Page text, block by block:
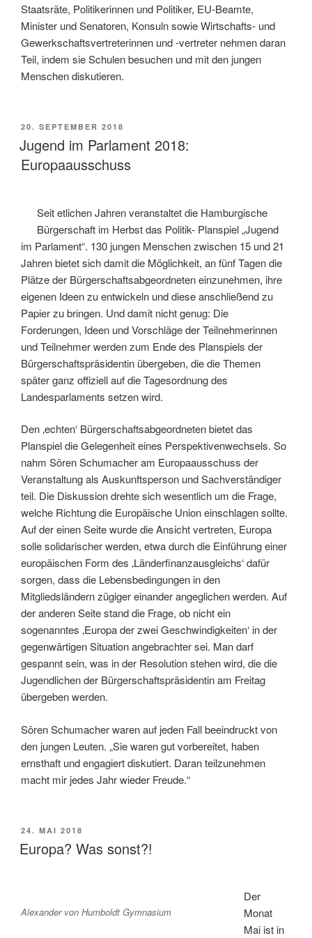
Staatsräte, Politikerinnen und Politiker, EU-Beamte,
Minister und Senatoren, Konsuln sowie Wirtschafts- und
Gewerkschaftsvertreterinnen und -vertreter nehmen daran
Teil, indem sie Schulen besuchen und mit den jungen
Menschen diskutieren.
VERÖFFENTLICHT
AM
20. SEPTEMBER 2018
Jugend im Parlament 2018:
Europaausschuss
Seit etlichen Jahren veranstaltet die Hamburgische
Bürgerschaft im Herbst das Politik- Planspiel „Jugend
im Parlament“. 130 jungen Menschen zwischen 15 und 21
Jahren bietet sich damit die Möglichkeit, an fünf Tagen die
Plätze der Bürgerschaftsabgeordneten einzunehmen, ihre
eigenen Ideen zu entwickeln und diese anschließend zu
Papier zu bringen. Und damit nicht genug: Die
Forderungen, Ideen und Vorschläge der Teilnehmerinnen
und Teilnehmer werden zum Ende des Planspiels der
Bürgerschaftspräsidentin übergeben, die die Themen
später ganz offiziell auf die Tagesordnung des
Landesparlaments setzen wird.
Den ‚echten‘ Bürgerschaftsabgeordneten bietet das
Planspiel die Gelegenheit eines Perspektivenwechsels. So
nahm Sören Schumacher am Europaausschuss der
Veranstaltung als Auskunftsperson und Sachverständiger
teil. Die Diskussion drehte sich wesentlich um die Frage,
welche Richtung die Europäische Union einschlagen sollte.
Auf der einen Seite wurde die Ansicht vertreten, Europa
solle solidarischer werden, etwa durch die Einführung einer
europäischen Form des ‚Länderfinanzausgleichs‘ dafür
sorgen, dass die Lebensbedingungen in den
Mitgliedsländern zügiger einander angeglichen werden. Auf
der anderen Seite stand die Frage, ob nicht ein
sogenanntes ‚Europa der zwei Geschwindigkeiten‘ in der
gegenwärtigen Situation angebrachter sei. Man darf
gespannt sein, was in der Resolution stehen wird, die die
Jugendlichen der Bürgerschaftspräsidentin am Freitag
übergeben werden.
Sören Schumacher waren auf jeden Fall beeindruckt von
den jungen Leuten. „Sie waren gut vorbereitet, haben
ernsthaft und engagiert diskutiert. Daran teilzunehmen
macht mir jedes Jahr wieder Freude.“
VERÖFFENTLICHT
AM
24. MAI 2018
Europa? Was sonst?!
Alexander von Humboldt Gymnasium
Der
Monat
Mai ist in